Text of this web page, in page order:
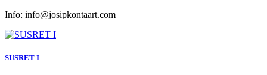
Info: info@josipkontaart.com
SUSRET I